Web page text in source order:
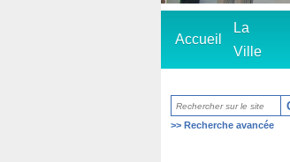
Accueil
La
Ville
>> Recherche avancée